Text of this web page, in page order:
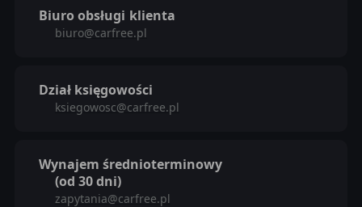
Biuro obsługi klienta
biuro@carfree.pl
Dział księgowości
ksiegowosc@carfree.pl
Wynajem średnioterminowy
(od 30 dni)
zapytania@carfree.pl